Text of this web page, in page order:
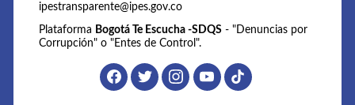
ipestransparente@ipes.gov.co
Plataforma Bogotá Te Escucha -SDQS - "Denuncias por
Corrupción" o "Entes de Control".